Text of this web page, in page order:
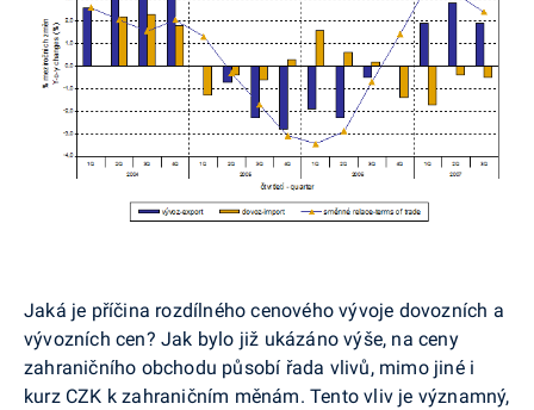
Jaká je příčina rozdílného cenového vývoje dovozních a
vývozních cen? Jak bylo již ukázáno výše, na ceny
zahraničního obchodu působí řada vlivů, mimo jiné i
kurz CZK k zahraničním měnám. Tento vliv je významný,